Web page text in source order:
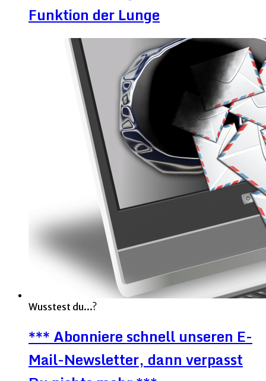
Funktion der Lunge
Wusstest du...?
*** Abonniere schnell unseren E-
Mail-Newsletter, dann verpasst